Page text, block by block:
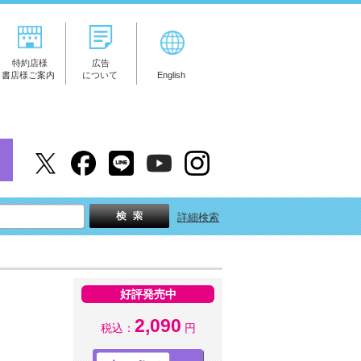
特約店様
書店様ご案内
広告
について
English
詳細検索
好評発売中
税込： 2,090 円